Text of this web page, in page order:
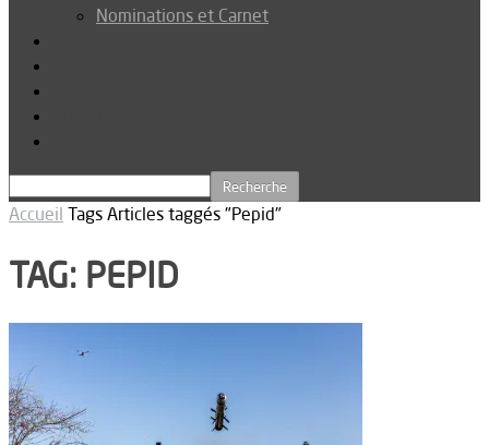
Nominations et Carnet
Accueil Tags Articles taggés "Pepid"
TAG: PEPID